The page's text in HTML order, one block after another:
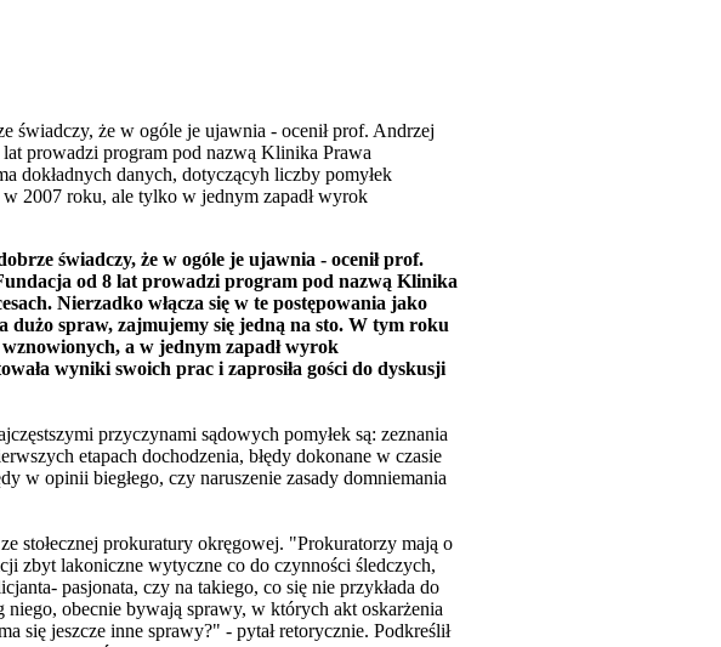
świadczy, że w ogóle je ujawnia - ocenił prof. Andrzej
prowadzi program pod nazwą Klinika Prawa
dokładnych danych, dotyczącyh liczby pomyłek
2007 roku, ale tylko w jednym zapadł wyrok
świadczy, że w ogóle je ujawnia - ocenił prof.
od 8 lat prowadzi program pod nazwą Klinika
Nierzadko włącza się w te postępowania jako
dużo spraw, zajmujemy się jedną na sto. W tym roku
a w jednym zapadł wyrok
wyniki swoich prac i zaprosiła gości do dyskusji
przyczynami sądowych pomyłek są: zeznania
etapach dochodzenia, błędy dokonane w czasie
w opinii biegłego, czy naruszenie zasady domniemania
stołecznej prokuratury okręgowej. "Prokuratorzy mają o
zbyt lakoniczne wytyczne co do czynności śledczych,
pasjonata, czy na takiego, co się nie przykłada do
niego, obecnie bywają sprawy, w których akt oskarżenia
się jeszcze inne sprawy?" - pytał retorycznie. Podkreślił